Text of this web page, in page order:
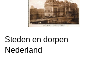
Steden en dorpen
Nederland